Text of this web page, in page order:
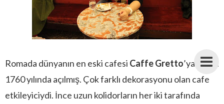
Romada dünyanın en eski cafesi Caffe Gretto’ya gittik.
1760 yılında açılmış. Çok farklı dekorasyonu olan cafe
etkileyiciydi. İnce uzun kolidorların her iki tarafında